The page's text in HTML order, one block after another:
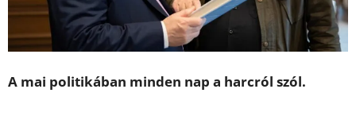
A mai politikában minden nap a harcról szól.